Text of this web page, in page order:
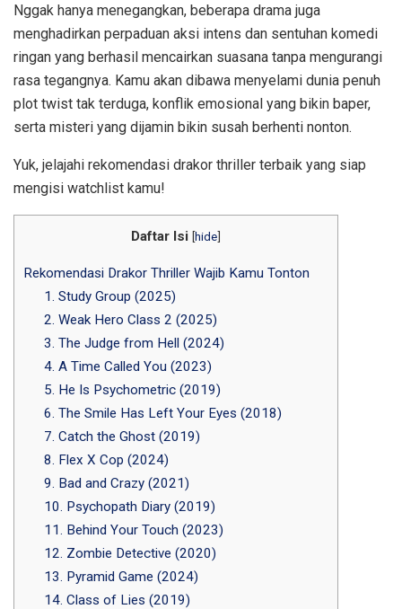
Nggak hanya menegangkan, beberapa drama juga
menghadirkan perpaduan aksi intens dan sentuhan komedi
ringan yang berhasil mencairkan suasana tanpa mengurangi
rasa tegangnya. Kamu akan dibawa menyelami dunia penuh
plot twist tak terduga, konflik emosional yang bikin baper,
serta misteri yang dijamin bikin susah berhenti nonton.
Yuk, jelajahi rekomendasi drakor thriller terbaik yang siap
mengisi watchlist kamu!
Daftar Isi [hide]
Rekomendasi Drakor Thriller Wajib Kamu Tonton
1. Study Group (2025)
2. Weak Hero Class 2 (2025)
3. The Judge from Hell (2024)
4. A Time Called You (2023)
5. He Is Psychometric (2019)
6. The Smile Has Left Your Eyes (2018)
7. Catch the Ghost (2019)
8. Flex X Cop (2024)
9. Bad and Crazy (2021)
10. Psychopath Diary (2019)
11. Behind Your Touch (2023)
12. Zombie Detective (2020)
13. Pyramid Game (2024)
14. Class of Lies (2019)